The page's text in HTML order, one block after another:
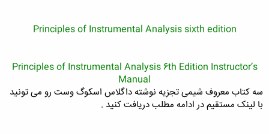
Principles of Instrumental Analysis sixth edition
Principles of Instrumental Analysis 6th Edition Instructor’s
Manual
سه کتاب معروف شیمی تجزیه نوشته داگلاس اسکوگ وست رو می تونید
با لینک مستقیم در ادامه مطلب دریافت کنید .